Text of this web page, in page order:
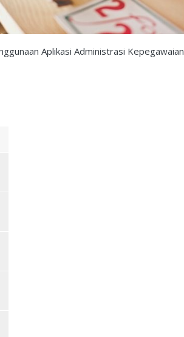
Aplikasi Administrasi Kepegawaian